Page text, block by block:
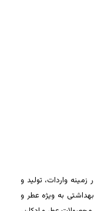
واردات، تولید و
به ویژه عطر و